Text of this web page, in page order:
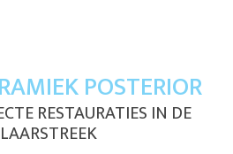
POSTERIOR
RESTAURATIES IN DE